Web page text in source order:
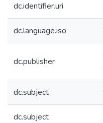
dc.identifier.uri
dc.language.iso
dc.publisher
dc.subject
dc.subject